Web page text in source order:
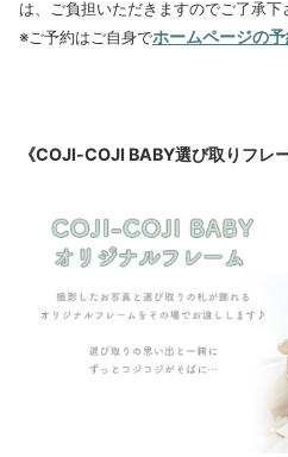
は、ご負担いただきますのでご了承下
※ご予約はご自身でホームページの
《COJI-COJI BABY選び取りフレ